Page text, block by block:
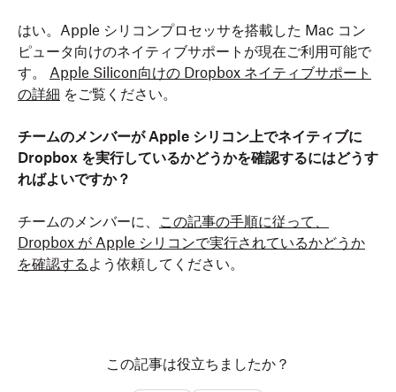
はい。Apple シリコンプロセッサを搭載した Mac コン
ピュータ向けのネイティブサポートが現在ご利用可能で
す。 Apple Silicon向けの Dropbox ネイティブサポート
の詳細 をご覧ください。
チームのメンバーが Apple シリコン上でネイティブに
Dropbox を実行しているかどうかを確認するにはどうす
ればよいですか？
チームのメンバーに、 この記事の手順に従って、
Dropbox が Apple シリコンで実行されているかどうか
を確認する よう依頼してください。
この記事は役立ちましたか？